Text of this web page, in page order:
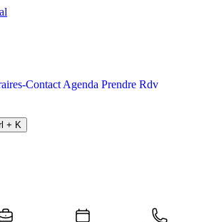
Contact Agenda Prendre Rdv
+ K